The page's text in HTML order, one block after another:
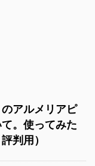
アルメリアピ
。使ってみた
判用）